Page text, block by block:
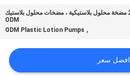
24/415 مضخة محلول بلاستيكية ، مضخات محلول بلاستيك
ODM
,
ODM Plastic Lotion Pumps
افضل سعر